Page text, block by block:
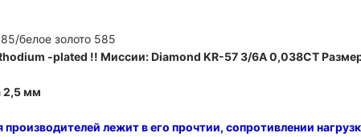
белое золото 585
-plated !! Миссии:Diamond KR-57 3/6A 0,038CT
2,5 мм
производителей лежит в его прочтии, сопротивлении